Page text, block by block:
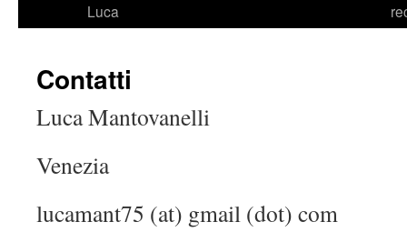
Luca
Contatti
Luca Mantovanelli
Venezia
lucamant75 (at) gmail (dot) com